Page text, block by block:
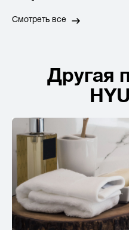
Смотреть все
Другая